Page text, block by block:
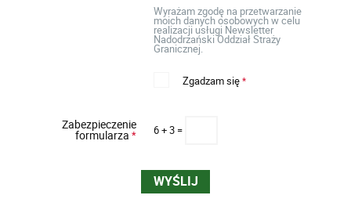
Wyrażam zgodę na przetwarzanie
moich danych osobowych w celu
realizacji usługi Newsletter
Nadodrzański Oddział Straży
Granicznej.
Zgadzam się*
Zabezpieczenie
formularza* 6 + 3 =